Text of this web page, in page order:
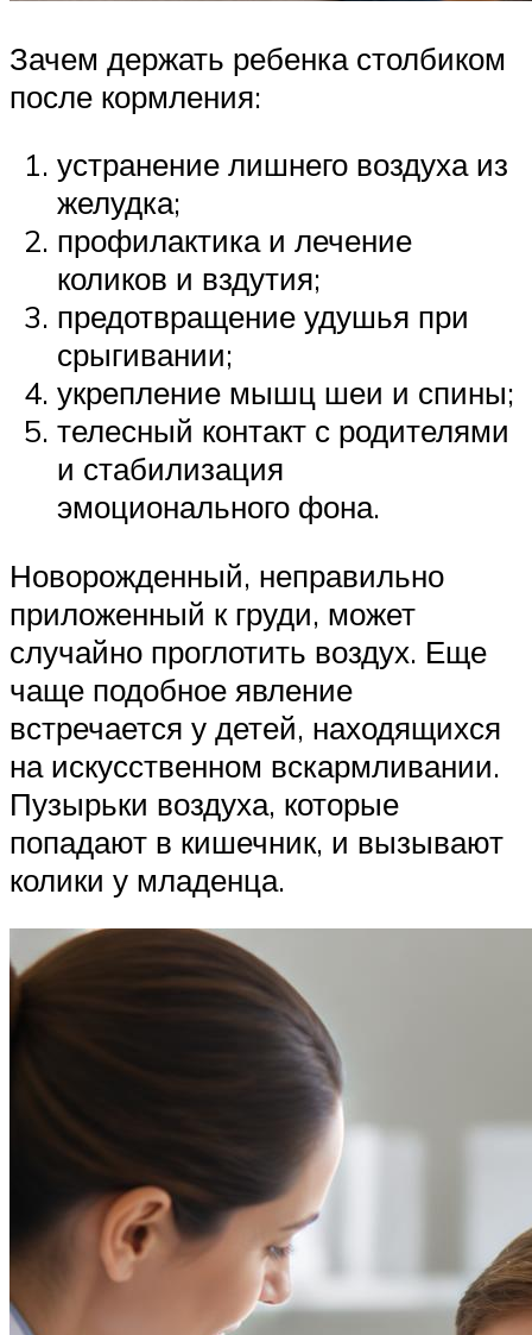
Зачем держать ребенка столбиком
после кормления:
устранение лишнего воздуха из
желудка;
профилактика и лечение
коликов и вздутия;
предотвращение удушья при
срыгивании;
укрепление мышц шеи и спины;
телесный контакт с родителями
и стабилизация
эмоционального фона.
Новорожденный, неправильно
приложенный к груди, может
случайно проглотить воздух. Еще
чаще подобное явление
встречается у детей, находящихся
на искусственном вскармливании.
Пузырьки воздуха, которые
попадают в кишечник, и вызывают
колики у младенца.